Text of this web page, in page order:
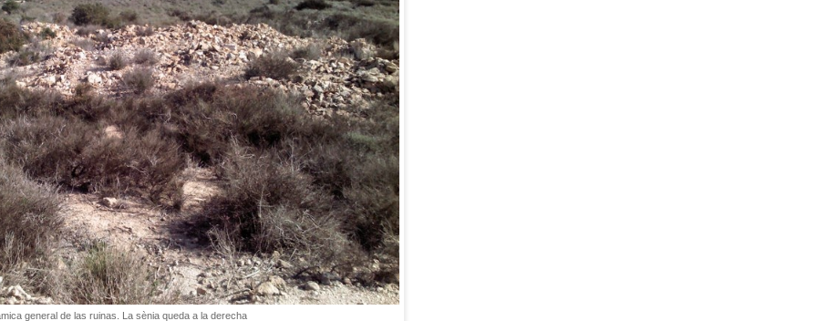
general de las ruinas. La sènia queda a la derecha